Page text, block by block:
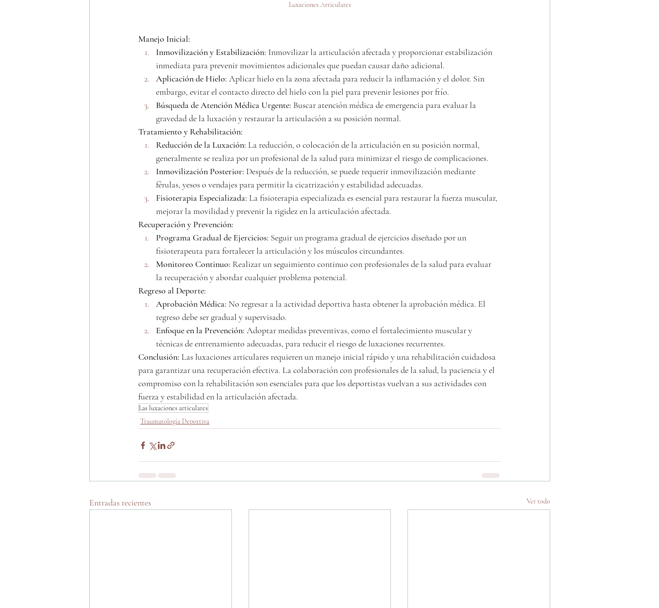
Luxaciones Articulares
Manejo Inicial:
Inmovilización y Estabilización: Inmovilizar la articulación afectada y proporcionar estabilización
inmediata para prevenir movimientos adicionales que puedan causar daño adicional.
Aplicación de Hielo: Aplicar hielo en la zona afectada para reducir la inflamación y el dolor. Sin
embargo, evitar el contacto directo del hielo con la piel para prevenir lesiones por frío.
Búsqueda de Atención Médica Urgente: Buscar atención médica de emergencia para evaluar la
gravedad de la luxación y restaurar la articulación a su posición normal.
Tratamiento y Rehabilitación:
Reducción de la Luxación: La reducción, o colocación de la articulación en su posición normal,
generalmente se realiza por un profesional de la salud para minimizar el riesgo de complicaciones.
Inmovilización Posterior: Después de la reducción, se puede requerir inmovilización mediante
férulas, yesos o vendajes para permitir la cicatrización y estabilidad adecuadas.
Fisioterapia Especializada: La fisioterapia especializada es esencial para restaurar la fuerza muscular,
mejorar la movilidad y prevenir la rigidez en la articulación afectada.
Recuperación y Prevención:
Programa Gradual de Ejercicios: Seguir un programa gradual de ejercicios diseñado por un
fisioterapeuta para fortalecer la articulación y los músculos circundantes.
Monitoreo Continuo: Realizar un seguimiento continuo con profesionales de la salud para evaluar
la recuperación y abordar cualquier problema potencial.
Regreso al Deporte:
Aprobación Médica: No regresar a la actividad deportiva hasta obtener la aprobación médica. El
regreso debe ser gradual y supervisado.
Enfoque en la Prevención: Adoptar medidas preventivas, como el fortalecimiento muscular y
técnicas de entrenamiento adecuadas, para reducir el riesgo de luxaciones recurrentes.
Conclusión: Las luxaciones articulares requieren un manejo inicial rápido y una rehabilitación cuidadosa
para garantizar una recuperación efectiva. La colaboración con profesionales de la salud, la paciencia y el
compromiso con la rehabilitación son esenciales para que los deportistas vuelvan a sus actividades con
fuerza y estabilidad en la articulación afectada.
Las luxaciones articulares
Traumatología Deportiva
Entradas recientes Ver todo